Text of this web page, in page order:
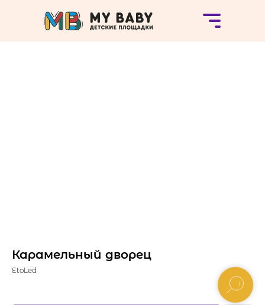
Карамельный дворец
EtoLed